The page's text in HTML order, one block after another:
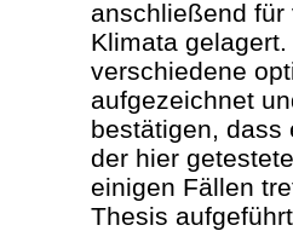
anschließend
Klimata
verschiedene
aufgezeichnet
bestätigen, dass
der hier
einigen Fällen
Thesis